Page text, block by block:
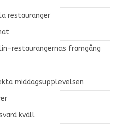
restauranger
restaurangernas framgång
middagsupplevelsen
kväll